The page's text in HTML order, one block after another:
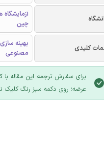
چین
کلیدی
بهینه
مصنوعی
برای سفارش ترجمه این مقاله
عرضه؛ روی دکمه سبز رنگ کلیک